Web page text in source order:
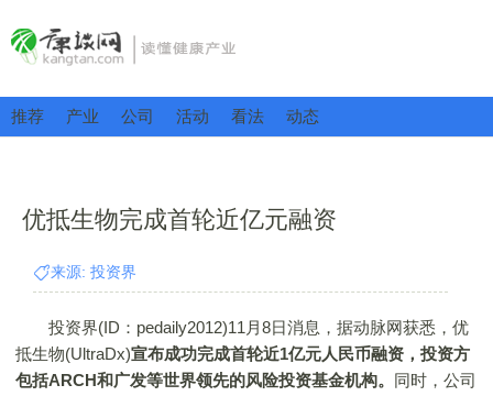
推荐 产业 公司 活动 看法 动态
优抵生物完成首轮近亿元融资
来源: 投资界
投资界(ID：pedaily2012)11月8日消息，据动脉网获悉，优
抵生物(UltraDx)宣布成功完成首轮近1亿元人民币融资，投资方
包括ARCH和广发等世界领先的风险投资基金机构。 同时，公司